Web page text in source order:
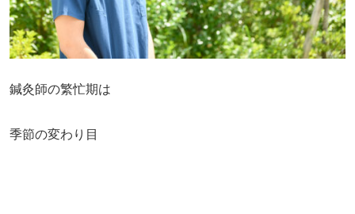
鍼灸師の繁忙期は
季節の変わり目